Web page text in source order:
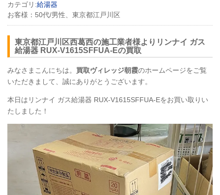
カテゴリ:給湯器
お客様： 50代/男性、東京都江戸川区
東京都江戸川区西葛西の施工業者様よりリンナイ ガス
給湯器 RUX-V1615SFFUA-Eの買取
みなさまこんにちは。 買取ヴィレッジ朝霞のホームページをご覧
いただきまして、誠にありがとうございます。
本日はリンナイ ガス給湯器 RUX-V1615SFFUA-Eをお買い取りい
たしました！